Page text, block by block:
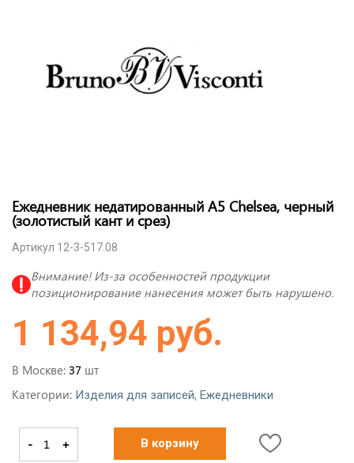
Ежедневник недатированный A5 Chelsea, черный
(золотистый кант и срез)
Артикул 12-3-517.08
Внимание! Из-за особенностей продукции
позиционирование нанесения может быть нарушено.
1 134,94 руб.
В Москве: 37 шт
Категории: Изделия для записей, Ежедневники
- + В корзину